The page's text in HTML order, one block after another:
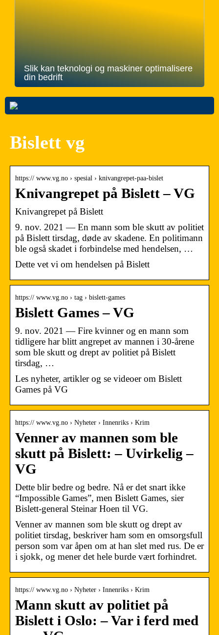
Slik kan teknologi og maskiner optimalisere
din bedrift
Bislett vg
https:// www.vg.no › spesial › knivangrepet-paa-bislet
Knivangrepet på Bislett – VG
Knivangrepet på Bislett
9. nov. 2021 — En mann som ble skutt av politiet
på Bislett tirsdag, døde av skadene. En politimann
ble også skadet i forbindelse med hendelsen, …
Dette vet vi om hendelsen på Bislett
https:// www.vg.no › tag › bislett-games
Bislett Games – VG
9. nov. 2021 — Fire kvinner og en mann som
tidligere har blitt angrepet av mannen i 30-årene
som ble skutt og drept av politiet på Bislett
tirsdag, …
Les nyheter, artikler og se videoer om Bislett
Games på VG
https:// www.vg.no › Nyheter › Innenriks › Krim
Venner av mannen som ble
skutt på Bislett: – Uvirkelig –
VG
Dette blir bedre og bedre. Nå er det snart ikke
“Impossible Games”, men Bislett Games, sier
Bislett-general Steinar Hoen til VG.
Venner av mannen som ble skutt og drept av
politiet tirsdag, beskriver ham som en omsorgsfull
person som var åpen om at han slet med rus. De er
i sjokk, og mener det hele burde vært forhindret.
https:// www.vg.no › Nyheter › Innenriks › Krim
Mann skutt av politiet på
Bislett i Oslo: – Var i ferd med